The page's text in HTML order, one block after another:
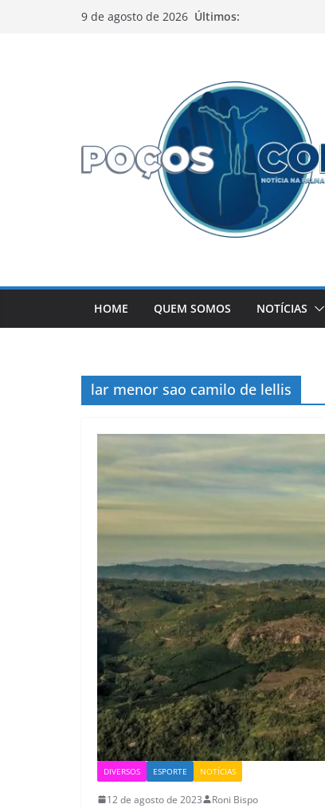
9 de agosto de 2026 Últimos:
HOME QUEM SOMOS NOTÍCIAS
lar menor sao camilo de lellis
DIVERSOS ESPORTE NOTÍCIAS
12 de agosto de 2023 Roni Bispo